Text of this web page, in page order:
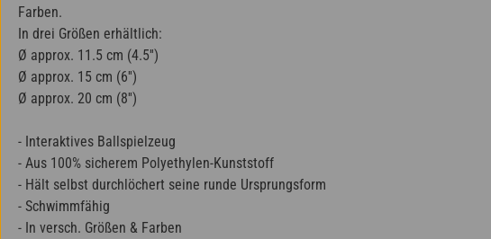
Farben.
In drei Größen erhältlich:
Ø approx. 11.5 cm (4.5'')
Ø approx. 15 cm (6'')
Ø approx. 20 cm (8'')
- Interaktives Ballspielzeug
- Aus 100% sicherem Polyethylen-Kunststoff
- Hält selbst durchlöchert seine runde Ursprungsform
- Schwimmfähig
- In versch. Größen & Farben